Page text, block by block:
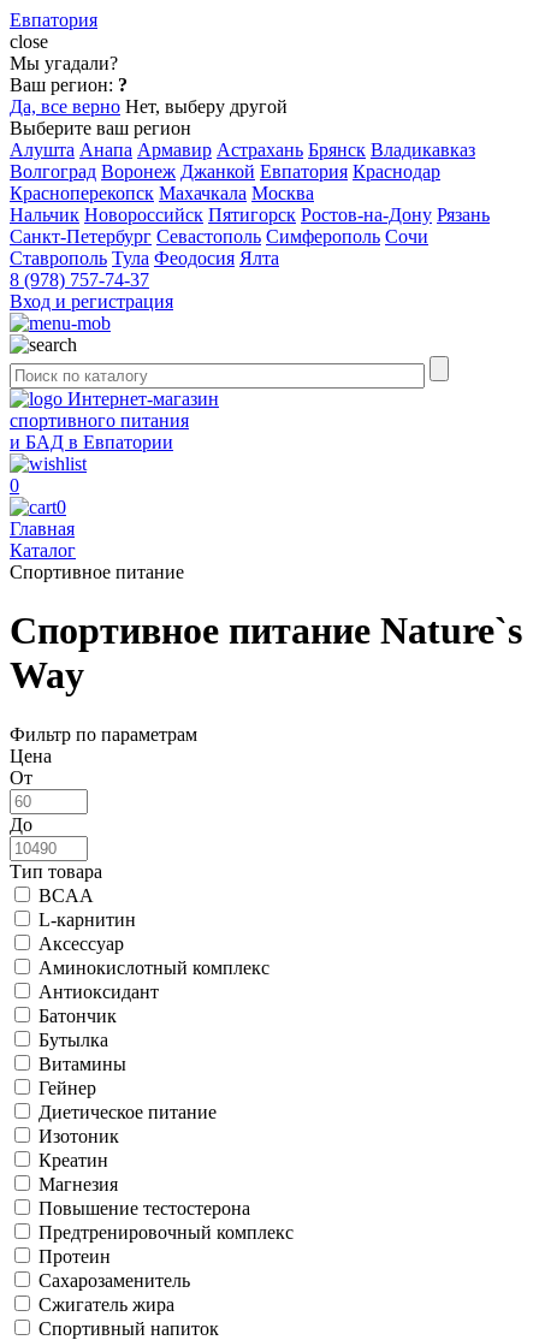
Евпатория
close
Мы угадали?
Ваш регион: ?
Да, все верно Нет, выберу другой
Выберите ваш регион
Алушта Анапа Армавир Астрахань Брянск Владикавказ
Волгоград Воронеж Джанкой Евпатория Краснодар
Красноперекопск Махачкала Москва
Нальчик Новороссийск Пятигорск Ростов-на-Дону Рязань
Санкт-Петербург Севастополь Симферополь Сочи
Ставрополь Тула Феодосия Ялта
8 (978) 757-74-37
Вход и регистрация
Интернет-магазин
спортивного питания
и БАД в Евпатории
0
0
Главная
Каталог
Спортивное питание
Спортивное питание Nature`s
Way
Фильтр по параметрам
Цена
От
До
Тип товара
BCAA
L-карнитин
Аксессуар
Аминокислотный комплекс
Антиоксидант
Батончик
Бутылка
Витамины
Гейнер
Диетическое питание
Изотоник
Креатин
Магнезия
Повышение тестостерона
Предтренировочный комплекс
Протеин
Сахарозаменитель
Сжигатель жира
Спортивный напиток